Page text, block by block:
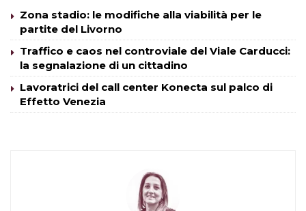
Zona stadio: le modifiche alla viabilità per le
partite del Livorno
Traffico e caos nel controviale del Viale Carducci:
la segnalazione di un cittadino
Lavoratrici del call center Konecta sul palco di
Effetto Venezia